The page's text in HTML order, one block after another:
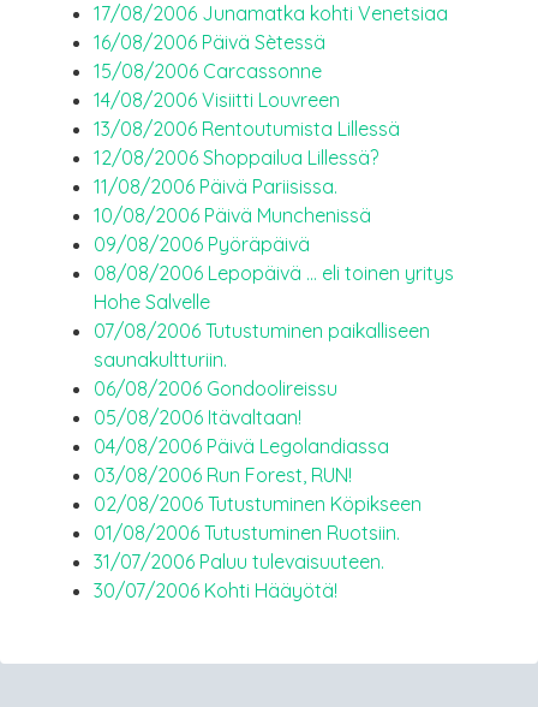
17/08/2006 Junamatka kohti Venetsiaa
16/08/2006 Päivä Sètessä
15/08/2006 Carcassonne
14/08/2006 Visiitti Louvreen
13/08/2006 Rentoutumista Lillessä
12/08/2006 Shoppailua Lillessä?
11/08/2006 Päivä Pariisissa.
10/08/2006 Päivä Munchenissä
09/08/2006 Pyöräpäivä
08/08/2006 Lepopäivä … eli toinen yritys
Hohe Salvelle
07/08/2006 Tutustuminen paikalliseen
saunakultturiin.
06/08/2006 Gondoolireissu
05/08/2006 Itävaltaan!
04/08/2006 Päivä Legolandiassa
03/08/2006 Run Forest, RUN!
02/08/2006 Tutustuminen Köpikseen
01/08/2006 Tutustuminen Ruotsiin.
31/07/2006 Paluu tulevaisuuteen.
30/07/2006 Kohti Hääyötä!